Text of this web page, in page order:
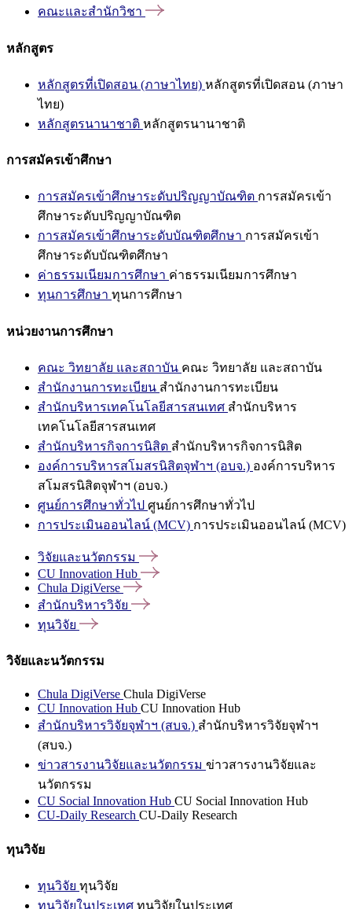
คณะและสำนักวิชา
หลักสูตร
หลักสูตรที่เปิดสอน (ภาษาไทย) หลักสูตรที่เปิดสอน (ภาษา
ไทย)
หลักสูตรนานาชาติ หลักสูตรนานาชาติ
การสมัครเข้าศึกษา
การสมัครเข้าศึกษาระดับปริญญาบัณฑิต การสมัครเข้า
ศึกษาระดับปริญญาบัณฑิต
การสมัครเข้าศึกษาระดับบัณฑิตศึกษา การสมัครเข้า
ศึกษาระดับบัณฑิตศึกษา
ค่าธรรมเนียมการศึกษา ค่าธรรมเนียมการศึกษา
ทุนการศึกษา ทุนการศึกษา
หน่วยงานการศึกษา
คณะ วิทยาลัย และสถาบัน คณะ วิทยาลัย และสถาบัน
สำนักงานการทะเบียน สำนักงานการทะเบียน
สำนักบริหารเทคโนโลยีสารสนเทศ สำนักบริหาร
เทคโนโลยีสารสนเทศ
สำนักบริหารกิจการนิสิต สำนักบริหารกิจการนิสิต
องค์การบริหารสโมสรนิสิตจุฬาฯ (อบจ.) องค์การบริหาร
สโมสรนิสิตจุฬาฯ (อบจ.)
ศูนย์การศึกษาทั่วไป ศูนย์การศึกษาทั่วไป
การประเมินออนไลน์ (MCV) การประเมินออนไลน์ (MCV)
วิจัยและนวัตกรรม
CU Innovation Hub
Chula DigiVerse
สำนักบริหารวิจัย
ทุนวิจัย
วิจัยและนวัตกรรม
Chula DigiVerse Chula DigiVerse
CU Innovation Hub CU Innovation Hub
สำนักบริหารวิจัยจุฬาฯ (สบจ.) สำนักบริหารวิจัยจุฬาฯ
(สบจ.)
ข่าวสารงานวิจัยและนวัตกรรม ข่าวสารงานวิจัยและ
นวัตกรรม
CU Social Innovation Hub CU Social Innovation Hub
CU-Daily Research CU-Daily Research
ทุนวิจัย
ทุนวิจัย ทุนวิจัย
ทุนวิจัยในประเทศ ทุนวิจัยในประเทศ